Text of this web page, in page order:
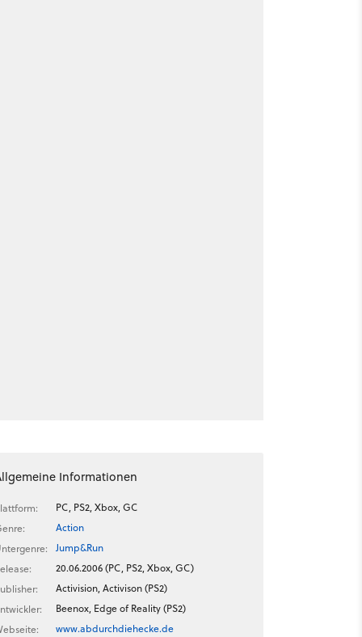
Informationen
PC, PS2, Xbox, GC
Action
Jump&Run
20.06.2006 (PC, PS2, Xbox, GC)
Activision, Activison (PS2)
Beenox, Edge of Reality (PS2)
www.abdurchdiehecke.de